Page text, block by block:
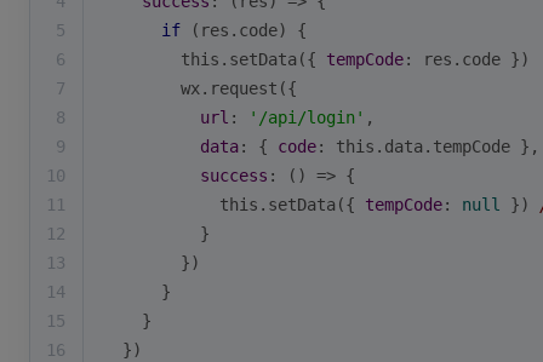
5
if (res.code) {
6
this .setData({ tempCode: res.code })
7
        wx.request({
8
url : '/api/login' ,
9
data: { code: this .data.tempCode },
10
success : () => {
11
this .setData({ tempCode: null })
12
          }
13
        })
14
      }
15
    }
16
  })